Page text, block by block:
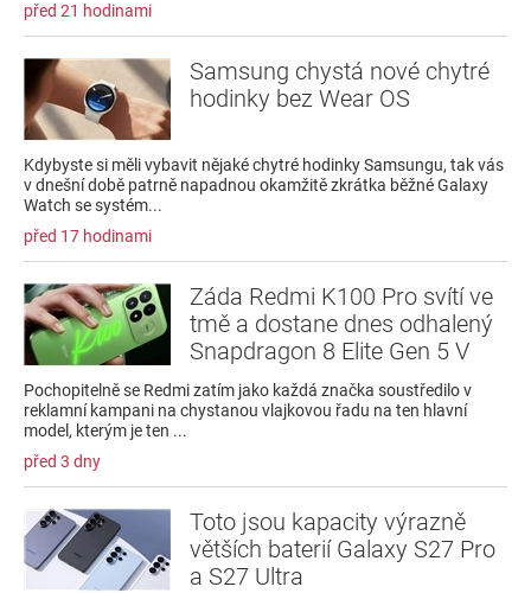
před 21 hodinami
Samsung chystá nové chytré
hodinky bez Wear OS
Kdybyste si měli vybavit nějaké chytré hodinky Samsungu, tak vás
v dnešní době patrně napadnou okamžitě zkrátka běžné Galaxy
Watch se systém...
před 17 hodinami
Záda Redmi K100 Pro svítí ve
tmě a dostane dnes odhalený
Snapdragon 8 Elite Gen 5 V
Pochopitelně se Redmi zatím jako každá značka soustředilo v
reklamní kampani na chystanou vlajkovou řadu na ten hlavní
model, kterým je ten ...
před 3 dny
Toto jsou kapacity výrazně
větších baterií Galaxy S27 Pro
a S27 Ultra